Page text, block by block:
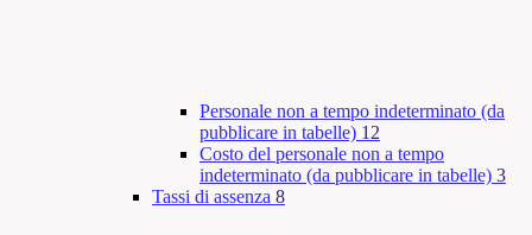
Personale non a tempo indeterminato (da
pubblicare in tabelle) 12
Costo del personale non a tempo
indeterminato (da pubblicare in tabelle) 3
Tassi di assenza 8